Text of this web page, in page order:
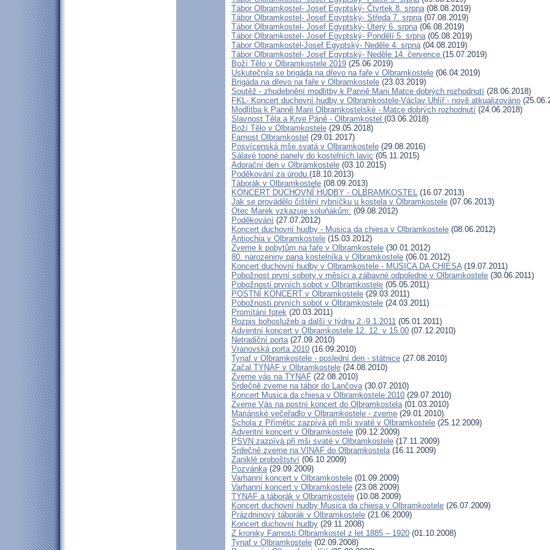
Tábor Olbramkostel- Josef Egyptský- Čtvrtek 8. srpna(08.08.2019)
Tábor Olbramkostel- Josef Egyptský- Středa 7. srpna(07.08.2019)
Tábor Olbramkostel- Josef Egyptský- Úterý 6. srpna(06.08.2019)
Tábor Olbramkostel- Josef Egyptský- Pondělí 5. srpna(05.08.2019)
Tábor Olbramkostel-Josef Egyptský- Neděle 4. srpna(04.08.2019)
Tábor Olbramkostel- Josef Egyptský- Neděle 14. července (15.07.2019)
Boží Tělo v Olbramkostele 2019 (25.06.2019)
Uskutečnila se brigáda na dřevo na faře v Olbramkostele (06.04.2019)
Brigáda na dřevo na faře v Olbramkostele (23.03.2019)
Soutěž - zhudebnění modlitby k Panně Marii Matce dobrých rozhodnutí (28.06.2018)
FKL- Koncert duchovní hudby v Olbramkostele-Václav Uhlíř - nově atkualizováno
Modlitba k Panně Marii Olbramkostelské - Matce dobrých rozhodnutí (24.06.2018)
Slavnost Těla a Krve Páně - Olbramkostel (03.06.2018)
Boží Tělo v Olbramkostele (29.05.2018)
Farnost Olbramkostel (29.01.2017)
Posvícenská mše svatá v Olbramkostele (29.08.2016)
Sálavé topné panely do kostelních lavic (05.11.2015)
Adorační den v Olbramkostele (03.10.2015)
Poděkování za úrodu (18.10.2013)
Táborák v Olbramkostele (08.09.2013)
KONCERT DUCHOVNÍ HUDBY - OLBRAMKOSTEL (16.07.2013)
Jak se provádělo čištění rybníčku u kostela v Olbramkostele (07.06.2013)
Otec Marek vzkazuje soluňákům: (09.08.2012)
Poděkování (27.07.2012)
Koncert duchovní hudby - Musica da chiesa v Olbramkostele (08.06.2012)
Antiochia v Olbramkostele (15.03.2012)
Zveme k pobytům na faře v Olbramkostele (30.01.2012)
80. narozeniny pana kostelníka v Olbramkostele (06.01.2012)
Koncert duchovní hudby v Olbramkostele - MUSICA DA CHIESA(19.07.2011)
Pobožnost první soboty v měsíci a zábavné odpoledne v Olbramkostele (30.06.2011)
Pobožnosti prvních sobot v Olbramkostele (05.05.2011)
POSTNÍ KONCERT v Olbramkostele (29.03.2011)
Pobožnosti prvních sobot v Olbramkostele (24.03.2011)
Promítání fotek (20.03.2011)
Rozpis bohoslužeb a další v týdnu 2.-9.1.2011 (05.01.2011)
Adventní koncert v Olbramkostele 12. 12. v 15.00 (07.12.2010)
Netradiční porta(27.09.2010)
Vranovská porta 2010 (16.09.2010)
Tynaf v Olbramkostele - poslední den - státnice (27.08.2010)
Začal TYNAF v Olbramkostele (24.08.2010)
Zveme vás na TYNAF (22.08.2010)
Srdečně zveme na tábor do Lančova(30.07.2010)
Koncert Musica da chiesa v Olbramkostele 2010 (29.07.2010)
Zveme Vás na postní koncert do Olbramkostela(01.03.2010)
Mariánské večeřadlo v Olbramkostele - zveme (29.01.2010)
Schola z Přímětic zazpívá při mši svaté v Olbramkostele (25.12.2009)
Adventní koncert v Olbramkostele (09.12.2009)
PSVN zazpívá při mši svaté v Olbramkostele (17.11.2009)
Srdečně zveme na VINAF do Olbramkostela(16.11.2009)
Zaniklé proboštství (06.10.2009)
Pozvánka(29.09.2009)
Varhanní koncert v Olbramkostele (01.09.2009)
Varhanní koncert v Olbramkostele (23.08.2009)
TYNAF a táborák v Olbramkostele (10.08.2009)
Koncert duchovní hudby Musica da chiesa v Olbramkostele (26.07.2009)
Prázdninový táborák v Olbramkostele (21.06.2009)
Koncert duchovní hudby (29.11.2008)
Z kroniky Farnosti Olbramkostel z let 1885 – 1920 (01.10.2008)
Tynaf v Olbramkostele (02.09.2008)